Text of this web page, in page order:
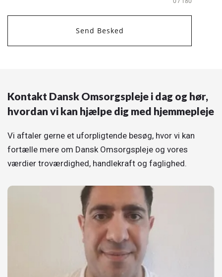
Send Besked
Kontakt Dansk Omsorgspleje i dag og hør,
hvordan vi kan hjælpe dig med hjemmepleje
Vi aftaler gerne et uforpligtende besøg, hvor vi kan
fortælle mere om Dansk Omsorgspleje og vores
værdier troværdighed, handlekraft og faglighed.